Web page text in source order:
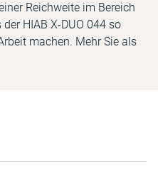
Reichweite im Bereich
HIAB X-DUO 044 so
machen. Mehr Sie als